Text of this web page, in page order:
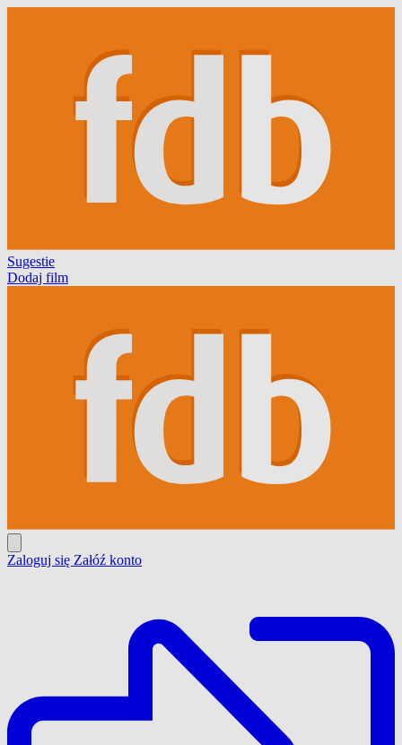
Sugestie
Dodaj film
Zaloguj się Załóź konto